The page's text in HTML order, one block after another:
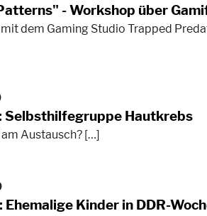
- Workshop über
dem Gaming Studio Trapped
Selbsthilfegruppe Hautkrebs
Austausch? […]
Kinder in DDR-